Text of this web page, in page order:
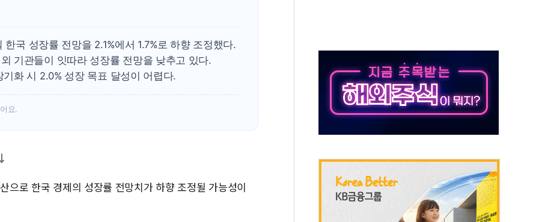
양주 섬유염색공장서 화재 1명 중상…대응 1단계 진압 중
김정관 산업부 장관 "주 52시간 손봐야, 경쟁상대 中과 비교해야"
해군 1함대 창설 80주년…지역과 함께하는 '선봉'의 대민 봉사
[3보] 북, 원산서 동해로 단거리 탄도미사일 1발 발사… 올해 10번째·42일 만 도발
우크라 드론 전술, 중남미 콜롬비아에 새 안보 위기… 반군·마약카르텔이 습득해 전투 활용
동해해경, 독도 해상서 부유물 감긴 어선 구조
국 성장률 전망을 2.1%에서 1.7%로 하향 조정했다.
기관들이 잇따라 성장률 전망을 낮추고 있다.
화 시 2.0% 성장 목표 달성이 어렵다.
요.
으로 한국 경제의 성장률 전망치가 하향 조정될 가능성이